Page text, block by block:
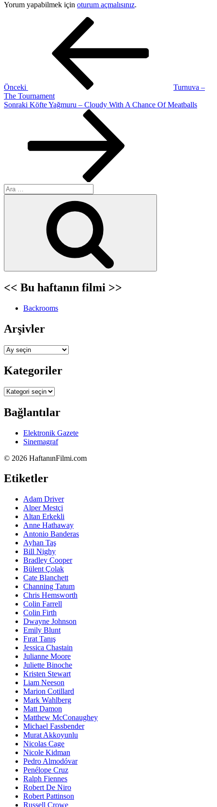
Yorum yapabilmek için oturum açmalısınız.
Önceki
Turnuva –
The Tournament
Sonraki
Sonraki Köfte Yağmuru – Cloudy With A Chance Of Meatballs
Ara:
<< Bu haftanın filmi >>
Backrooms
Arşivler
Arşivler
Kategoriler
Kategoriler
Bağlantılar
Elektronik Gazete
Sinemagraf
© 2026 HaftanınFilmi.com
Etiketler
Adam Driver
Alper Mestçi
Altan Erkekli
Anne Hathaway
Antonio Banderas
Ayhan Taş
Bill Nighy
Bradley Cooper
Bülent Çolak
Cate Blanchett
Channing Tatum
Chris Hemsworth
Colin Farrell
Colin Firth
Dwayne Johnson
Emily Blunt
Fırat Tanış
Jessica Chastain
Julianne Moore
Juliette Binoche
Kristen Stewart
Liam Neeson
Marion Cotillard
Mark Wahlberg
Matt Damon
Matthew McConaughey
Michael Fassbender
Murat Akkoyunlu
Nicolas Cage
Nicole Kidman
Pedro Almodóvar
Penélope Cruz
Ralph Fiennes
Robert De Niro
Robert Pattinson
Russell Crowe